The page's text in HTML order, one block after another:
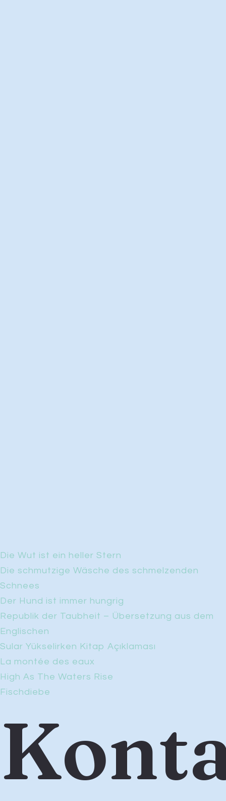
Die Wut ist ein heller Stern
Die schmutzige Wäsche des schmelzenden
Schnees
Der Hund ist immer hungrig
Republik der Taubheit – Übersetzung aus dem
Englischen
Sular Yükselirken Kitap Açıklaması
La montée des eaux
High As The Waters Rise
Fischdiebe